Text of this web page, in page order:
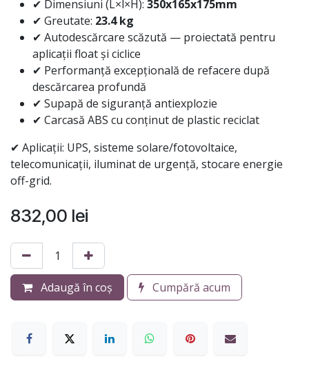
✔ Dimensiuni (L×l×H): 350x165x175mm
✔ Greutate: 23.4 kg
✔ Autodescărcare scăzută — proiectată pentru
aplicații float și ciclice
✔ Performanță excepțională de refacere după
descărcarea profundă
✔ Supapă de siguranță antiexplozie
✔ Carcasă ABS cu conținut de plastic reciclat
✔ Aplicații: UPS, sisteme solare/fotovoltaice,
telecomunicații, iluminat de urgență, stocare energie
off-grid.
832,00 lei
Adaugă în coș Cumpără acum